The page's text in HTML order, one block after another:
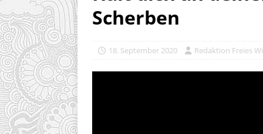
Scherben
18. September 2020 Redaktion Freies